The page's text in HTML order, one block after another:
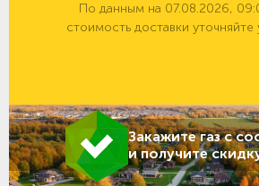
По данным на 07.08.2026,
стоимость доставки
Закажите газ с
и получите